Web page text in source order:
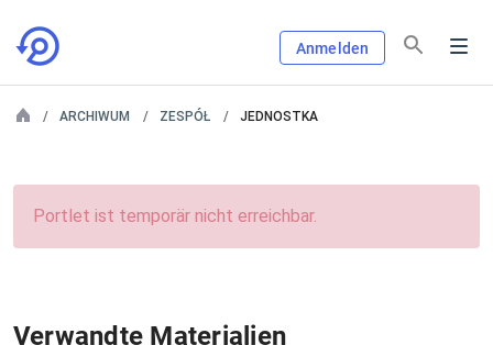
Anmelden
ARCHIWUM ZESPÓŁ JEDNOSTKA
Portlet ist temporär nicht erreichbar.
Verwandte Materialien